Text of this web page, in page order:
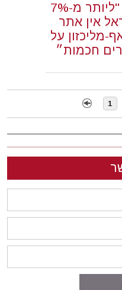
עיתון "אנשים ומחשבים" - "ליותר מ-7%
אין אתר
מליכזון על
חכמות״
1